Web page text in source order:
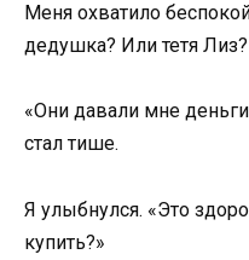
Меня охватило
дедушка? Или тетя
«Они давали мне
стал тише.
Я улыбнулся. «Это
купить?»